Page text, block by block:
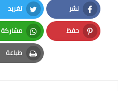
نشر
Facebook
تغريد
Twitter
حفظ
Pinterest
مشاركة
Whatsapp
طباعة
Print